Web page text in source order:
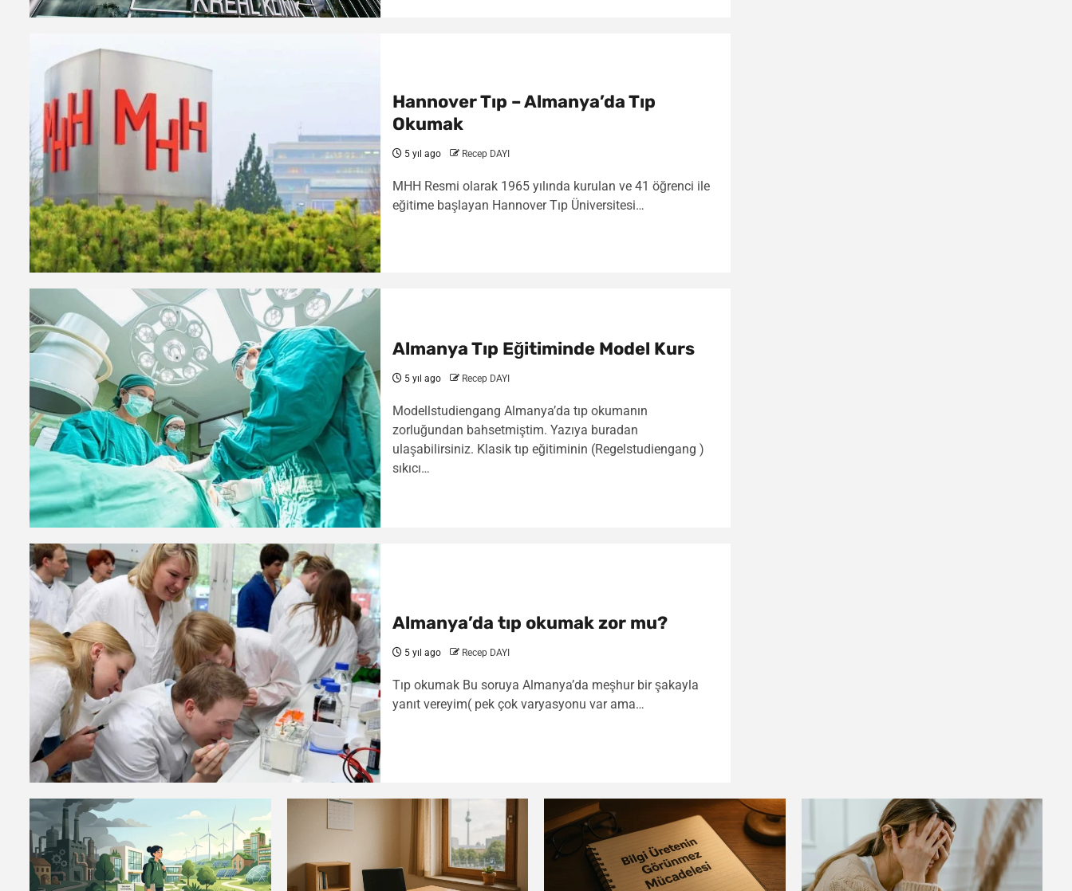
Hannover Tıp – Almanya’da Tıp
Okumak
5 yıl ago Recep DAYI
MHH Resmi olarak 1965 yılında kurulan ve 41 öğrenci ile
eğitime başlayan Hannover Tıp Üniversitesi…
Almanya Tıp Eğitiminde Model Kurs
5 yıl ago Recep DAYI
Modellstudiengang Almanya’da tıp okumanın
zorluğundan bahsetmiştim. Yazıya buradan
ulaşabilirsiniz. Klasik tıp eğitiminin (Regelstudiengang )
sıkıcı…
Almanya’da tıp okumak zor mu?
5 yıl ago Recep DAYI
Tıp okumak Bu soruya Almanya’da meşhur bir şakayla
yanıt vereyim( pek çok varyasyonu var ama…